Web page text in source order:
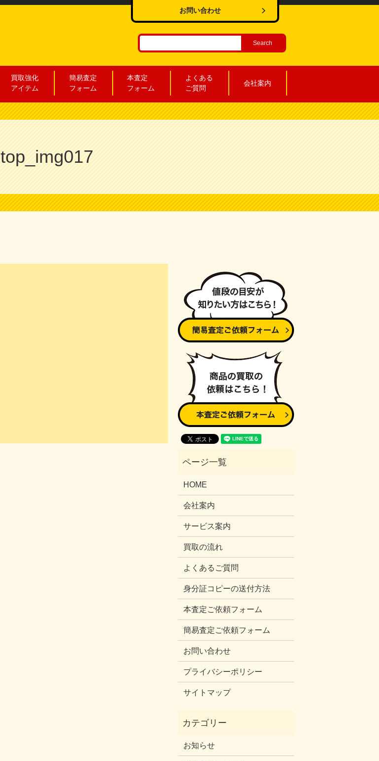
お問い合わせ
買取強化
アイテム
簡易査定
フォーム
本査定
フォーム
よくある
ご質問
会社案内
top_img017
HOME
会社案内
サービス案内
買取の流れ
よくあるご質問
身分証コピーの送付方法
本査定ご依頼フォーム
簡易査定ご依頼フォーム
お問い合わせ
プライバシーポリシー
サイトマップ
お知らせ